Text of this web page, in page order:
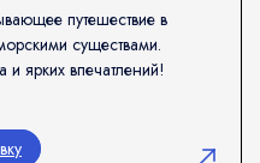
путешествие в
существами.
ярких впечатлений!